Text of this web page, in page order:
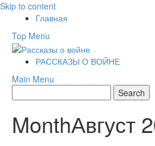
Skip to content
Главная
Top Menu
РАССКАЗЫ О ВОЙНЕ
Main Menu
MonthАвгуст